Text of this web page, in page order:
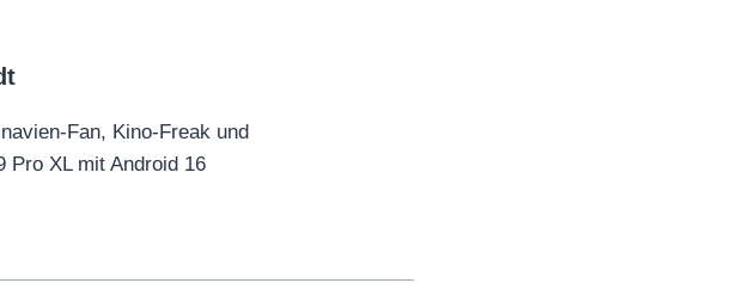
Fan, Kino-Freak und
Pro XL mit Android 16